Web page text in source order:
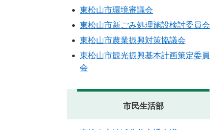
東松山市環境審議会
東松山市新ごみ処理施設検討委員会
東松山市農業振興対策協議会
東松山市観光振興基本計画策定委員
会
市民生活部